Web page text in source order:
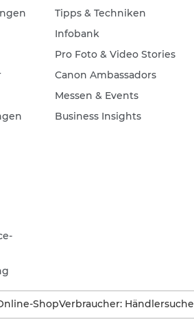
Tipps & Techniken
Infobank
Pro Foto & Video Stories
Canon Ambassadors
Messen & Events
Business Insights
ShopVerbraucher: Händlersuche